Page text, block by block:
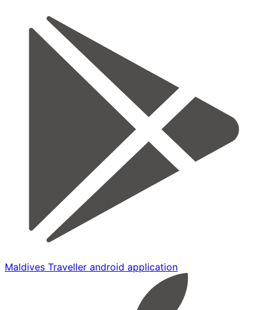
Maldives Traveller android application